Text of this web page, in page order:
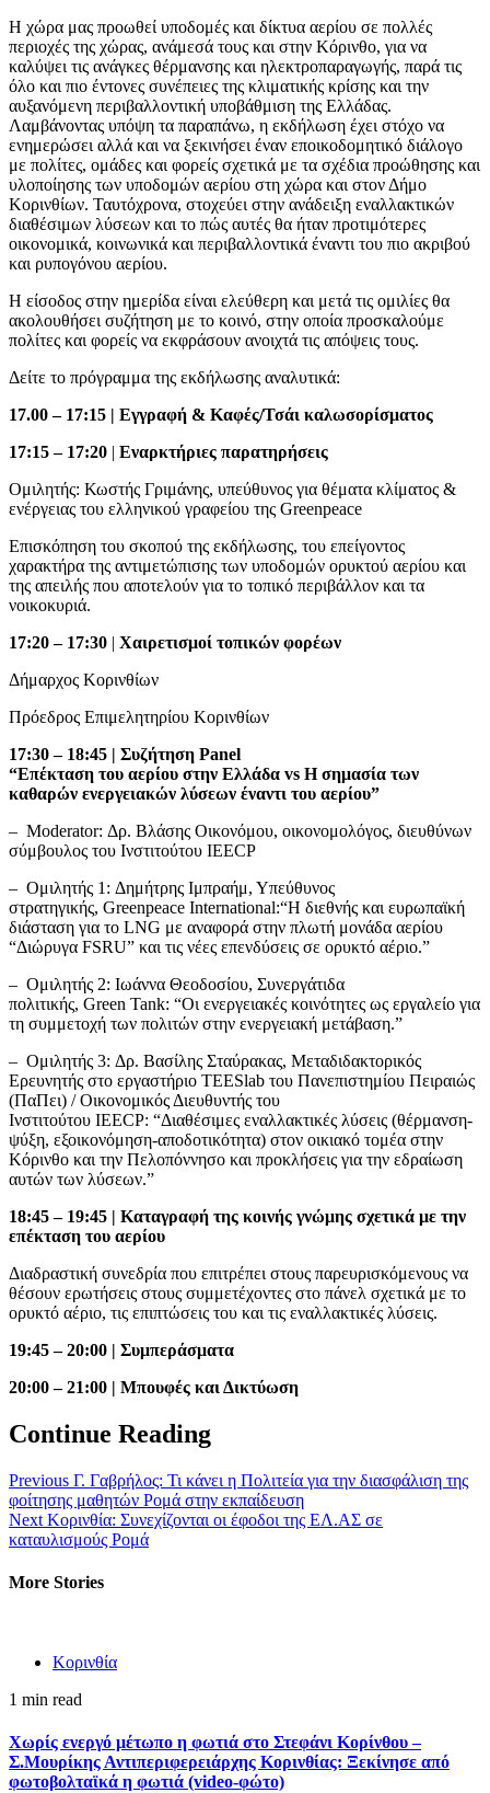
Η χώρα μας προωθεί υποδομές και δίκτυα αερίου σε πολλές
περιοχές της χώρας, ανάμεσά τους και στην Κόρινθο, για να
καλύψει τις ανάγκες θέρμανσης και ηλεκτροπαραγωγής, παρά τις
όλο και πιο έντονες συνέπειες της κλιματικής κρίσης και την
αυξανόμενη περιβαλλοντική υποβάθμιση της Ελλάδας.
Λαμβάνοντας υπόψη τα παραπάνω, η εκδήλωση έχει στόχο να
ενημερώσει αλλά και να ξεκινήσει έναν εποικοδομητικό διάλογο
με πολίτες, ομάδες και φορείς σχετικά με τα σχέδια προώθησης και
υλοποίησης των υποδομών αερίου στη χώρα και στον Δήμο
Κορινθίων. Ταυτόχρονα, στοχεύει στην ανάδειξη εναλλακτικών
διαθέσιμων λύσεων και το πώς αυτές θα ήταν προτιμότερες
οικονομικά, κοινωνικά και περιβαλλοντικά έναντι του πιο ακριβού
και ρυπογόνου αερίου.
Η είσοδος στην ημερίδα είναι ελεύθερη και μετά τις ομιλίες θα
ακολουθήσει συζήτηση με το κοινό, στην οποία προσκαλούμε
πολίτες και φορείς να εκφράσουν ανοιχτά τις απόψεις τους.
Δείτε το πρόγραμμα της εκδήλωσης αναλυτικά:
17.00 – 17:15 | Εγγραφή & Καφές/Τσάι καλωσορίσματος
17:15 – 17:20 | Εναρκτήριες παρατηρήσεις
Ομιλητής: Κωστής Γριμάνης, υπεύθυνος για θέματα κλίματος &
ενέργειας του ελληνικού γραφείου της Greenpeace
Επισκόπηση του σκοπού της εκδήλωσης, του επείγοντος
χαρακτήρα της αντιμετώπισης των υποδομών ορυκτού αερίου και
της απειλής που αποτελούν για το τοπικό περιβάλλον και τα
νοικοκυριά.
17:20 – 17:30 | Χαιρετισμοί τοπικών φορέων
Δήμαρχος Κορινθίων
Πρόεδρος Επιμελητηρίου Κορινθίων
17:30 – 18:45 | Συζήτηση Panel
“Επέκταση του αερίου στην Ελλάδα vs Η σημασία των
καθαρών ενεργειακών λύσεων έναντι του αερίου”
– Moderator: Δρ. Βλάσης Οικονόμου, οικονομολόγος, διευθύνων
σύμβουλος του Ινστιτούτου IEECP
– Ομιλητής 1: Δημήτρης Ιμπραήμ, Υπεύθυνος
στρατηγικής, Greenpeace International:“Η διεθνής και ευρωπαϊκή
διάσταση για το LNG με αναφορά στην πλωτή μονάδα αερίου
“Διώρυγα FSRU” και τις νέες επενδύσεις σε ορυκτό αέριο.”
– Ομιλητής 2: Ιωάννα Θεοδοσίου, Συνεργάτιδα
πολιτικής, Green Tank: “Οι ενεργειακές κοινότητες ως εργαλείο για
τη συμμετοχή των πολιτών στην ενεργειακή μετάβαση.”
– Ομιλητής 3: Δρ. Βασίλης Σταύρακας, Μεταδιδακτορικός
Ερευνητής στο εργαστήριο TEESlab του Πανεπιστημίου Πειραιώς
(ΠαΠει) / Οικονομικός Διευθυντής του
Ινστιτούτου IEECP: “Διαθέσιμες εναλλακτικές λύσεις (θέρμανση-
ψύξη, εξοικονόμηση-αποδοτικότητα) στον οικιακό τομέα στην
Κόρινθο και την Πελοπόννησο και προκλήσεις για την εδραίωση
αυτών των λύσεων.”
18:45 – 19:45 | Καταγραφή της κοινής γνώμης σχετικά με την
επέκταση του αερίου
Διαδραστική συνεδρία που επιτρέπει στους παρευρισκόμενους να
θέσουν ερωτήσεις στους συμμετέχοντες στο πάνελ σχετικά με το
ορυκτό αέριο, τις επιπτώσεις του και τις εναλλακτικές λύσεις.
19:45 – 20:00 | Συμπεράσματα
20:00 – 21:00 | Μπουφές και Δικτύωση
Continue Reading
Previous Γ. Γαβρήλος: Τι κάνει η Πολιτεία για την διασφάλιση της
φοίτησης μαθητών Ρομά στην εκπαίδευση
Next Κορινθία: Συνεχίζονται οι έφοδοι της ΕΛ.ΑΣ σε
καταυλισμούς Ρομά
More Stories
Κορινθία
1 min read
Χωρίς ενεργό μέτωπο η φωτιά στο Στεφάνι Κορίνθου –
Σ.Μουρίκης Αντιπεριφερειάρχης Κορινθίας: Ξεκίνησε από
φωτοβολταϊκά η φωτιά (video-φώτο)